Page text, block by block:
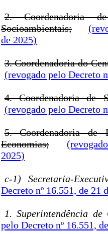
2. Coordenadoria
Socioambientais;
de 2025)
3. Coordenadoria do
(revogado pelo Decreto
4. Coordenadoria de
(revogado pelo Decreto
5. Coordenadoria de
Economias;
2025)
c-1) Secretaria-
Decreto nº 16.551, de 21
1. Superintendência
pelo Decreto nº 16.551,